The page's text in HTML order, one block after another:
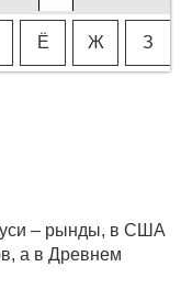
Ё Ж З
– рынды, в США
а в Древнем